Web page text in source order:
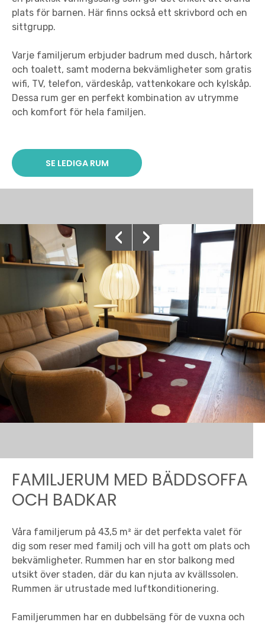
plats för barnen. Här finns också ett skrivbord och en
sittgrupp.
Varje familjerum erbjuder badrum med dusch, hårtork
och toalett, samt moderna bekvämligheter som gratis
wifi, TV, telefon, värdeskåp, vattenkokare och kylskåp.
Dessa rum ger en perfekt kombination av utrymme
och komfort för hela familjen.
SE LEDIGA RUM
FAMILJERUM MED BÄDDSOFFA
OCH BADKAR
Våra familjerum på 43,5 m² är det perfekta valet för
dig som reser med familj och vill ha gott om plats och
bekvämligheter. Rummen har en stor balkong med
utsikt över staden, där du kan njuta av kvällssolen.
Rummen är utrustade med luftkonditionering.
Familjerummen har en dubbelsäng för de vuxna och
‹ ›